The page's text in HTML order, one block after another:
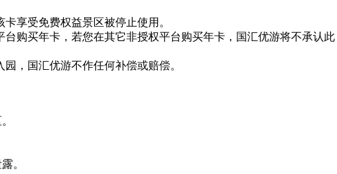
享受免费权益景区被停止使用。
购买年卡，若您在其它非授权平台购买年卡，国汇优游将不承认此
，国汇优游不作任何补偿或赔偿。
。